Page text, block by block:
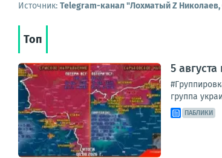
Источник: Telegram-канал "Лохматый Z
Топ
5
группа
ПАБЛИКИ